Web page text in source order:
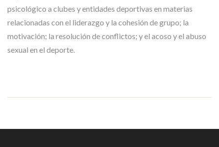
psicológico a clubes y entidades deportivas en materias
relacionadas con el liderazgo y la cohesión de grupo; la
motivación; la resolución de conflictos; y el acoso y el abuso
sexual en el deporte.